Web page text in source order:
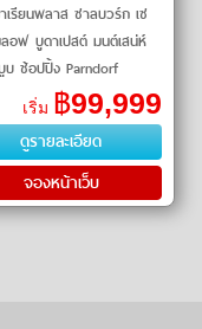
เรียนพลาส ซาลบวร์ก เซ
อฟ บูดาเปสต์ มนต์เสน่ห์
บ ช้อปปิ้ง Parndorf
เริ่ม ฿99,999
ดูรายละเอียด
จองหน้าเว็บ